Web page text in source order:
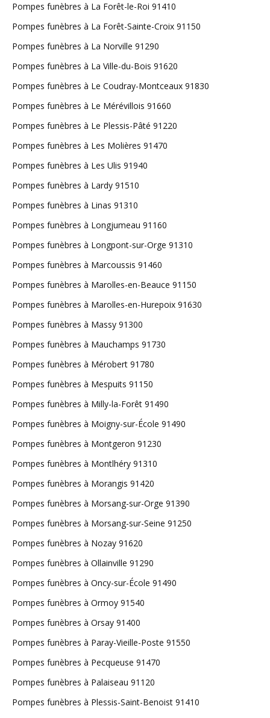
Pompes funèbres à La Forêt-le-Roi 91410
Pompes funèbres à La Forêt-Sainte-Croix 91150
Pompes funèbres à La Norville 91290
Pompes funèbres à La Ville-du-Bois 91620
Pompes funèbres à Le Coudray-Montceaux 91830
Pompes funèbres à Le Mérévillois 91660
Pompes funèbres à Le Plessis-Pâté 91220
Pompes funèbres à Les Molières 91470
Pompes funèbres à Les Ulis 91940
Pompes funèbres à Lardy 91510
Pompes funèbres à Linas 91310
Pompes funèbres à Longjumeau 91160
Pompes funèbres à Longpont-sur-Orge 91310
Pompes funèbres à Marcoussis 91460
Pompes funèbres à Marolles-en-Beauce 91150
Pompes funèbres à Marolles-en-Hurepoix 91630
Pompes funèbres à Massy 91300
Pompes funèbres à Mauchamps 91730
Pompes funèbres à Mérobert 91780
Pompes funèbres à Mespuits 91150
Pompes funèbres à Milly-la-Forêt 91490
Pompes funèbres à Moigny-sur-École 91490
Pompes funèbres à Montgeron 91230
Pompes funèbres à Montlhéry 91310
Pompes funèbres à Morangis 91420
Pompes funèbres à Morsang-sur-Orge 91390
Pompes funèbres à Morsang-sur-Seine 91250
Pompes funèbres à Nozay 91620
Pompes funèbres à Ollainville 91290
Pompes funèbres à Oncy-sur-École 91490
Pompes funèbres à Ormoy 91540
Pompes funèbres à Orsay 91400
Pompes funèbres à Paray-Vieille-Poste 91550
Pompes funèbres à Pecqueuse 91470
Pompes funèbres à Palaiseau 91120
Pompes funèbres à Plessis-Saint-Benoist 91410